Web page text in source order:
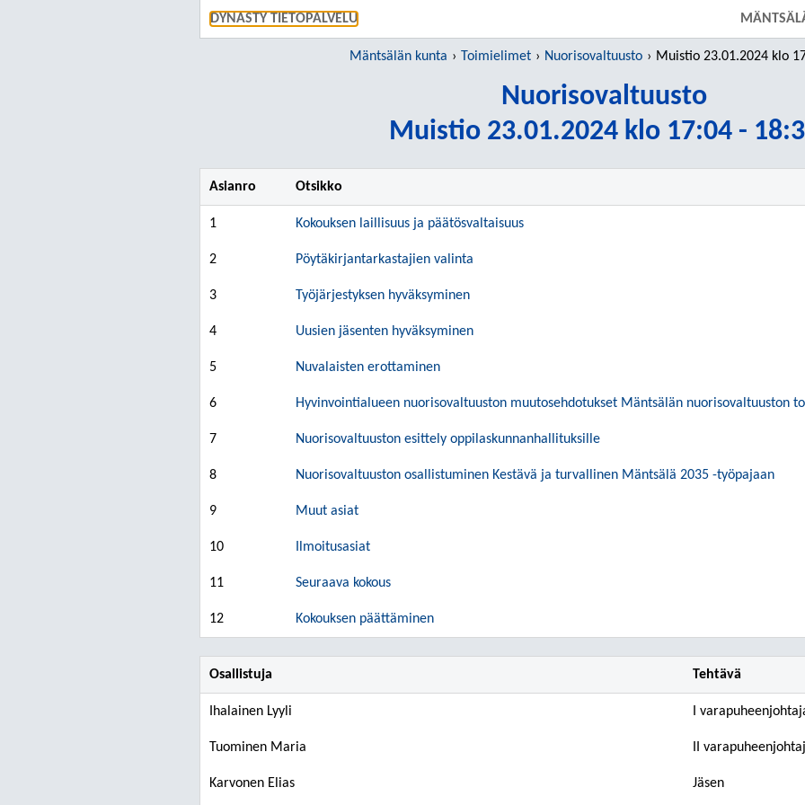
DYNASTY TIETOPALVELU
Mäntsälän kunta Toimielimet Nuorisovaltuusto Muistio 23.01.2024 klo
Nuorisovaltuusto
Muistio 23.01.2024 klo 17:04 -
Asianro Otsikko
1 Kokouksen laillisuus ja päätösvaltaisuus
2 Pöytäkirjantarkastajien valinta
3 Työjärjestyksen hyväksyminen
4 Uusien jäsenten hyväksyminen
5 Nuvalaisten erottaminen
6 Hyvinvointialueen nuorisovaltuuston muutosehdotukset Mäntsälän nuorisovaltuuston
7 Nuorisovaltuuston esittely oppilaskunnanhallituksille
8 Nuorisovaltuuston osallistuminen Kestävä ja turvallinen Mäntsälä 2035 -työpajaan
9 Muut asiat
10 Ilmoitusasiat
11 Seuraava kokous
12 Kokouksen päättäminen
Osallistuja Tehtävä
Ihalainen Lyyli I
Tuominen Maria II
Karvonen Elias Jäsen